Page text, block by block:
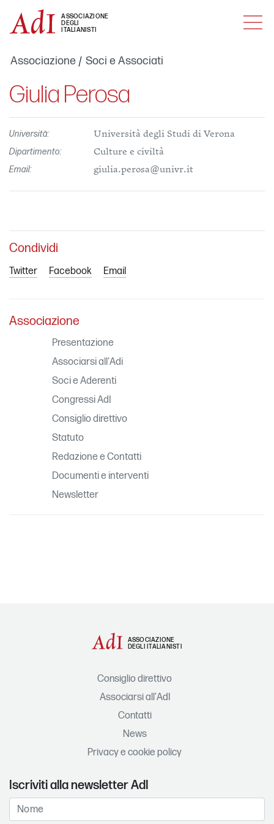
ASSOCIAZIONE
DEGLI
ITALIANISTI
MENU
Associazione Soci e Associati
Giulia Perosa
Università:
Università degli Studi di Verona
Dipartimento:
Culture e civiltà
Email:
giulia.perosa@univr.it
Condividi
Twitter Facebook Email
Associazione
Presentazione
Associarsi all'Adi
Soci e Aderenti
Congressi AdI
Consiglio direttivo
Statuto
Redazione e Contatti
Documenti e interventi
Newsletter
ASSOCIAZIONE
DEGLI ITALIANISTI
Consiglio direttivo
Associarsi all'AdI
Contatti
News
Privacy e cookie policy
Iscriviti alla newsletter AdI